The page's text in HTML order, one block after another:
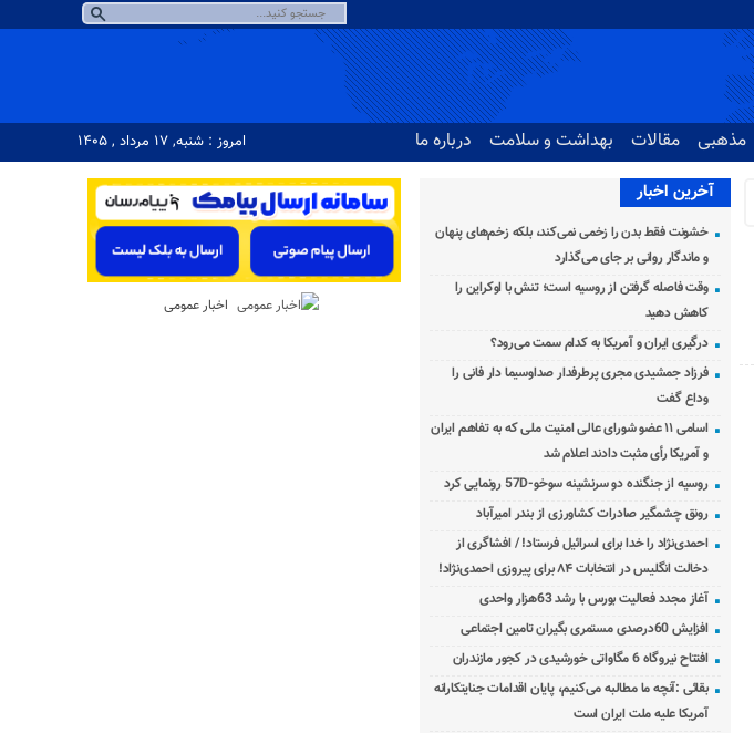
مذهبی مقالات بهداشت و سلامت درباره ما امروز : شنبه, ۱۷ مرداد , ۱۴۰۵
آخرین اخبار
خشونت فقط بدن را زخمی نمی‌کند، بلکه زخم‌های پنهان
و ماندگار روانی بر جای می‌گذارد
وقت فاصله گرفتن از روسیه است؛ تنش با اوکراین را
کاهش دهید
درگیری ایران و آمریکا به کدام سمت می‌رود؟
فرزاد جمشیدی مجری پرطرفدار صداوسیما دار فانی را
وداع گفت
اسامی ۱۱ عضو شورای عالی امنیت ملی که به تفاهم ایران
و آمریکا رأی مثبت دادند اعلام شد
روسیه از جنگنده دو سرنشینه سوخو-57D رونمایی کرد
رونق چشمگیر صادرات کشاورزی از بندر امیرآباد
احمدی‌نژاد را خدا برای اسرائیل فرستاد! / افشاگری از
دخالت انگلیس در انتخابات ۸۴ برای پیروزی احمدی‌نژاد!
آغاز مجدد فعالیت بورس با رشد 63هزار واحدی
افزایش 60درصدی مستمری بگیران تامین اجتماعی
افتتاح نیروگاه 6 مگاواتی خورشیدی در کجور مازندران
بقائی :آنچه ما مطالبه می‌کنیم، پایان اقدامات جنایتکارانه
آمریکا علیه ملت ایران است
اخبار عمومی